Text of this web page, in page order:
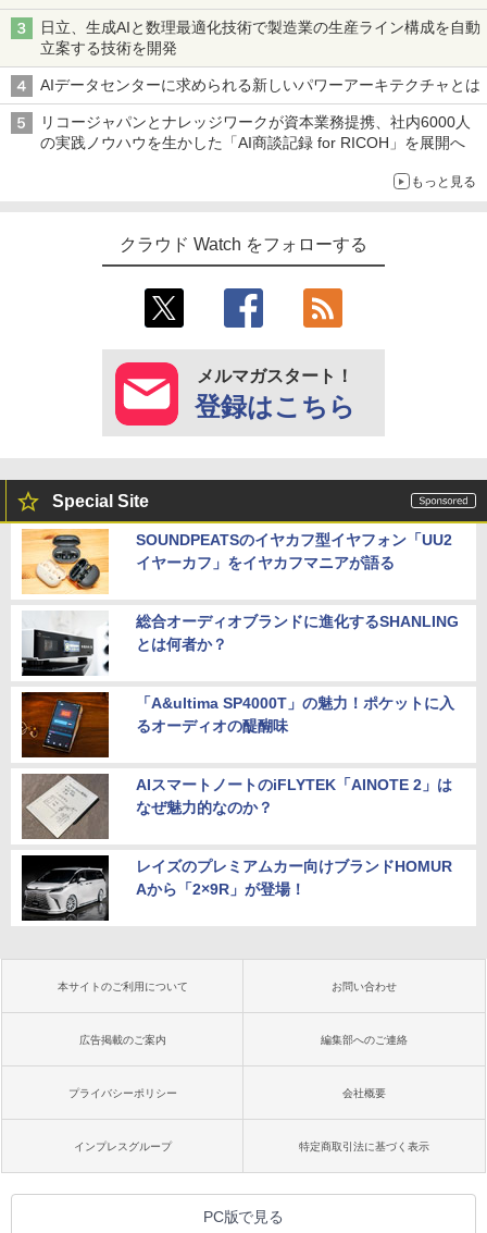
日立、生成AIと数理最適化技術で製造業の生産ライン構成を自動
立案する技術を開発
AIデータセンターに求められる新しいパワーアーキテクチャとは
リコージャパンとナレッジワークが資本業務提携、社内6000人
の実践ノウハウを生かした「AI商談記録 for RICOH」を展開へ
もっと見る
クラウド Watch をフォローする
メルマガスタート！
登録はこちら
Special Site
SOUNDPEATSのイヤカフ型イヤフォン「UU2
イヤーカフ」をイヤカフマニアが語る
総合オーディオブランドに進化するSHANLING
とは何者か？
「A&ultima SP4000T」の魅力！ポケットに入
るオーディオの醍醐味
AIスマートノートのiFLYTEK「AINOTE 2」は
なぜ魅力的なのか？
レイズのプレミアムカー向けブランドHOMUR
Aから「2×9R」が登場！
本サイトのご利用について お問い合わせ
広告掲載のご案内 編集部へのご連絡
プライバシーポリシー 会社概要
インプレスグループ 特定商取引法に基づく表示
PC版で見る